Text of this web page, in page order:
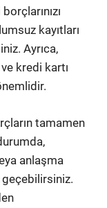
kayıtları
Ayrıca,
kredi kartı
tamamen
anlaşma